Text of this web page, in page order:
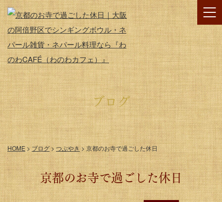
ブログ
HOME >ブログ>つぶやき > 京都のお寺で過ごした休日
京都のお寺で過ごした休日